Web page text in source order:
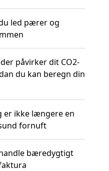
led pærer og
påvirker dit CO2-
du kan beregn din
er ikke længere en
fornuft
bæredygtigt